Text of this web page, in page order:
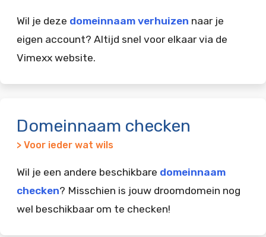
Wil je deze domeinnaam verhuizen naar je
eigen account? Altijd snel voor elkaar via de
Vimexx website.
Domeinnaam checken
> Voor ieder wat wils
Wil je een andere beschikbare domeinnaam
checken? Misschien is jouw droomdomein nog
wel beschikbaar om te checken!